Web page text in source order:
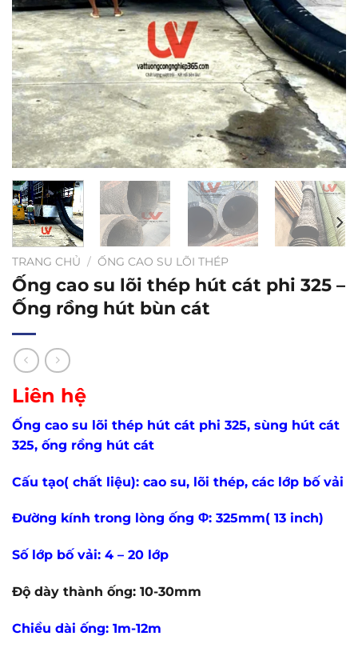
TRANG CHỦ / ỐNG CAO SU LÕI THÉP
Ống cao su lõi thép hút cát phi 325 –
Ống rồng hút bùn cát
Liên hệ
Ống cao su lõi thép hút cát phi 325, sùng hút cát
325, ống rồng hút cát
Cấu tạo( chất liệu): cao su, lõi thép, các lớp bố vải
Đường kính trong lòng ống Φ: 325mm( 13 inch)
Số lớp bố vải: 4 – 20 lớp
Độ dày thành ống: 10-30mm
Chiều dài ống: 1m-12m